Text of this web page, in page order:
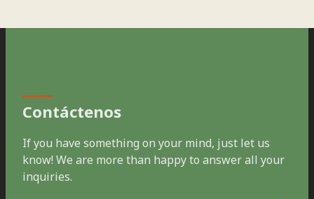
Contáctenos
If you have something on your mind, just let us
know! We are more than happy to answer all your
inquiries.